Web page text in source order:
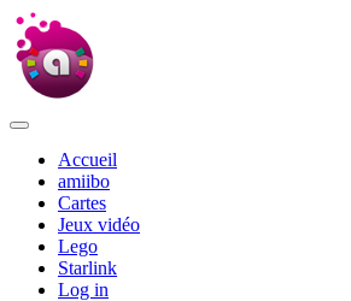
Accueil
amiibo
Cartes
Jeux vidéo
Lego
Starlink
Log in